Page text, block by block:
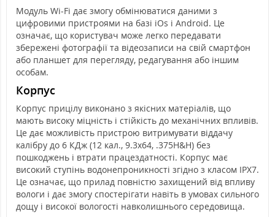
Модуль Wi-Fi дає змогу обмінюватися даними з
цифровими пристроями на базі iOs і Android. Це
означає, що користувач може легко передавати
збережені фотографії та відеозаписи на свій смартфон
або планшет для перегляду, редагування або іншим
особам.
Корпус
Корпус прицілу виконано з якісних матеріалів, що
мають високу міцність і стійкість до механічних впливів.
Це дає можливість пристрою витримувати віддачу
калібру до 6 КДж (12 кал., 9.3x64, .375H&H) без
пошкоджень і втрати працездатності. Корпус має
високий ступінь водонепроникності згідно з класом IPX7.
Це означає, що прилад повністю захищений від впливу
вологи і дає змогу спостерігати навіть в умовах сильного
дощу і високої вологості навколишнього середовища.